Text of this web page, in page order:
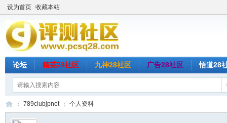
设为首页 收藏本站
论坛 精英28社区 九神28社区 广告28社区 悟道28
789clubjpnet 个人资料